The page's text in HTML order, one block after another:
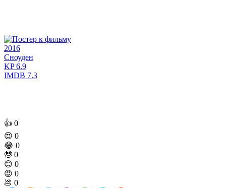
2016
Сноуден
KP6.9
IMDB 7.3
👍 0
😍 0
😂 0
🤓 0
😊 0
😡 0
💩 0